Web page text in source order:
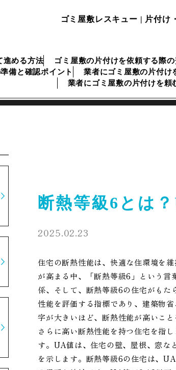
ゴミ屋敷レスキュー | 片付け
進める方法 ゴミ屋敷の片付けを依頼する際
備と確認ポイント
業者にゴミ屋敷の片付け
業者にゴミ屋敷の片付けを頼
断熱等級6とは
2025.02.23
住宅の断熱性能は、快適な住環境を
が高まる中、「断熱等級6」という
係、そして、断熱等級6の住宅がもた
性能を評価する指標であり、建築物
字が大きいほど、断熱性能が高いこ
さらに高い断熱性能を持つ住宅を指
す。UA値は、住宅の壁、屋根、窓な
を示します。断熱等級6の住宅は、